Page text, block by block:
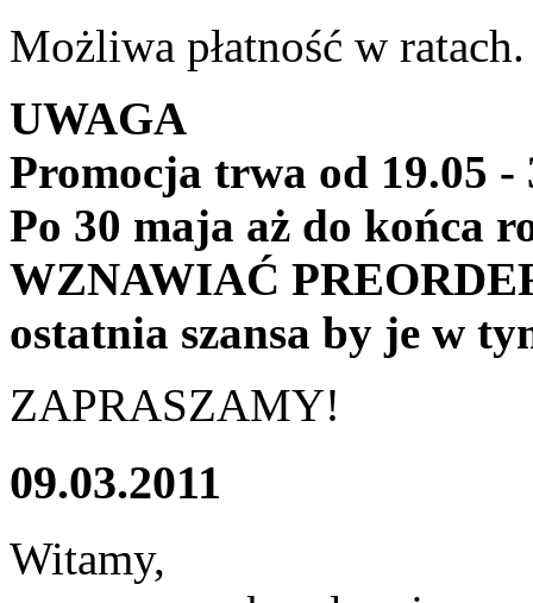
Możliwa płatność w ratach.
UWAGA
Promocja trwa od 19.05 -
Po 30 maja aż do końca
WZNAWIAĆ
ostatnia szansa by je w
ZAPRASZAMY!
09.03.2011
Witamy,